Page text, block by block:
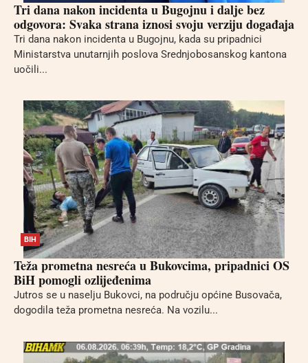
Tri dana nakon incidenta u Bugojnu i dalje bez
odgovora: Svaka strana iznosi svoju verziju događaja
Tri dana nakon incidenta u Bugojnu, kada su pripadnici
Ministarstva unutarnjih poslova Srednjobosanskog kantona
uočili...
BIH
Teža prometna nesreća u Bukovcima, pripadnici OS
BiH pomogli ozlijeđenima
Jutros se u naselju Bukovci, na području općine Busovača,
dogodila teža prometna nesreća. Na vozilu...